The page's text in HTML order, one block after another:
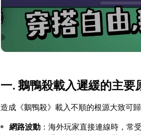
一. 鵝鴨殺載入遲緩的主要
造成《鵝鴨殺》載入不順的根源大致可
網路波動 ：海外玩家直接連線時，常